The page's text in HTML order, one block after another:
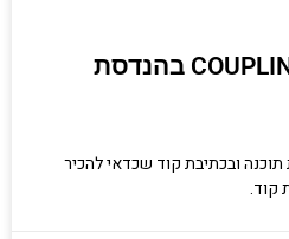
DECOUPLING ו-COUPLING בהנדסת
ובכתיבת קוד שכדאי להכיר